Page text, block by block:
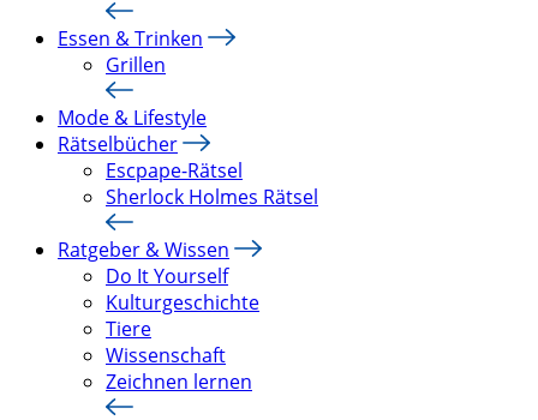
Essen & Trinken
Grillen
Mode & Lifestyle
Rätselbücher
Escpape-Rätsel
Sherlock Holmes Rätsel
Ratgeber & Wissen
Do It Yourself
Kulturgeschichte
Tiere
Wissenschaft
Zeichnen lernen